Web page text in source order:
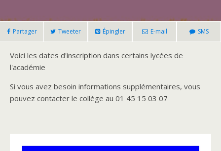
Partager Tweeter Épingler E-mail SMS
Voici les dates d'inscription dans certains lycées de
l'académie
Si vous avez besoin informations supplémentaires, vous
pouvez contacter le collège au 01 45 15 03 07